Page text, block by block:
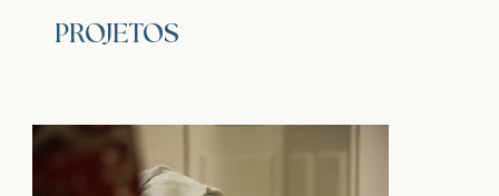
PROJETOS